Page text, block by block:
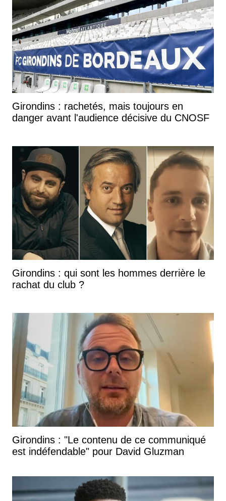
Girondins : rachetés, mais toujours en
danger avant l'audience décisive du CNOSF
Girondins : qui sont les hommes derrière le
rachat du club ?
Girondins : "Le contenu de ce communiqué
est indéfendable" pour David Gluzman